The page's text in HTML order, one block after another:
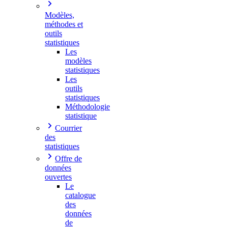
Modèles,
méthodes et
outils
statistiques
Les
modèles
statistiques
Les
outils
statistiques
Méthodologie
statistique
Courrier
des
statistiques
Offre de
données
ouvertes
Le
catalogue
des
données
de